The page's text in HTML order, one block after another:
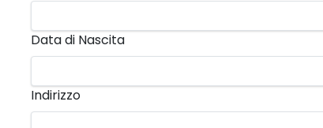
Data di Nascita
Indirizzo